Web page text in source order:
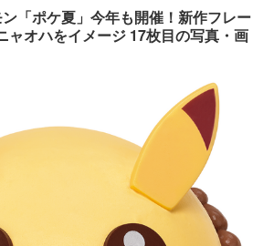
スポーツ
ショッピング
法
「ポケ夏」今年も開催！新作フレー
ャオハをイメージ 17枚目の写真・画